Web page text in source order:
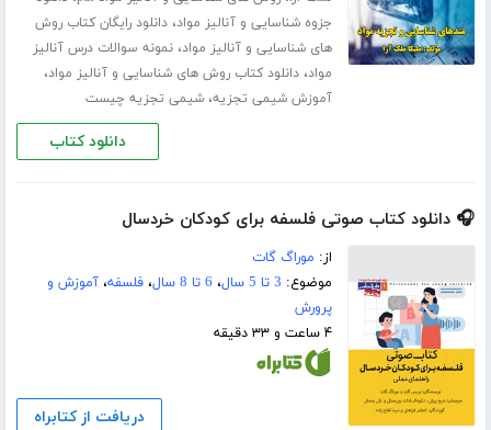
جزوه شناسایی و آنالیز مواد،دانلود رایگان کتاب روش
های شناسایی و آنالیز مواد،نمونه سوالات درس آنالیز
مواد،دانلود کتاب روش های شناسایی و آنالیز مواد،
آموزش شیمی تجزیه،شیمی تجزیه چیست
دانلود کتاب
🎧 دانلود کتاب صوتی فلسفه برای کودکان خردسال
از: موراگ گات
موضوع: 3 تا 5 سال ، 6 تا 8 سال ،فلسفه،آموزش و
پرورش
۴ ساعت و ۳۳ دقیقه
دریافت از کتابراه